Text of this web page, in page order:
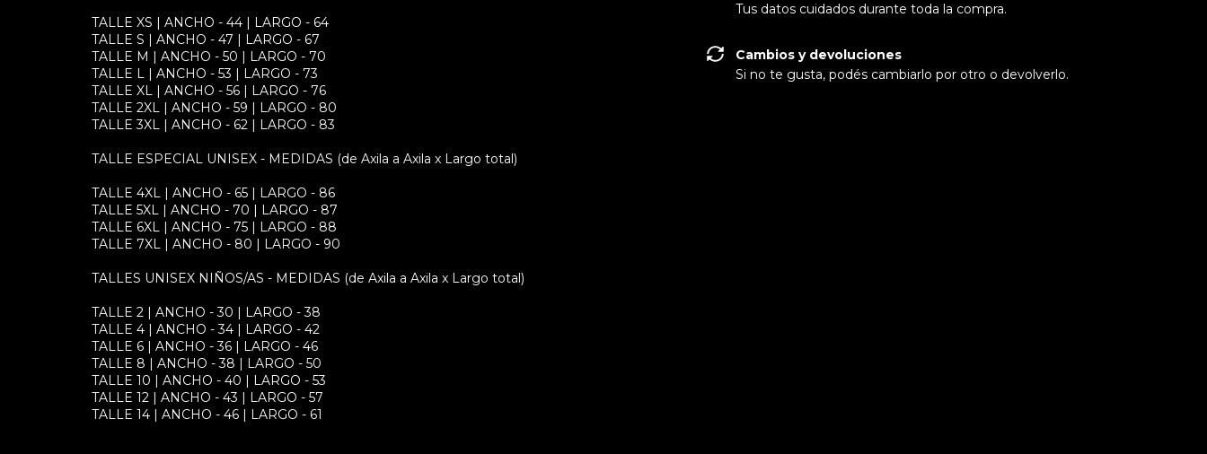
TALLE XS | ANCHO - 44 | LARGO - 64
TALLE S | ANCHO - 47 | LARGO - 67
TALLE M | ANCHO - 50 | LARGO - 70
TALLE L | ANCHO - 53 | LARGO - 73
TALLE XL | ANCHO - 56 | LARGO - 76
TALLE 2XL | ANCHO - 59 | LARGO - 80
TALLE 3XL | ANCHO - 62 | LARGO - 83
TALLE ESPECIAL UNISEX - MEDIDAS (de Axila a Axila x Largo total)
TALLE 4XL | ANCHO - 65 | LARGO - 86
TALLE 5XL | ANCHO - 70 | LARGO - 87
TALLE 6XL | ANCHO - 75 | LARGO - 88
TALLE 7XL | ANCHO - 80 | LARGO - 90
TALLES UNISEX NIÑOS/AS - MEDIDAS (de Axila a Axila x Largo total)
TALLE 2 | ANCHO - 30 | LARGO - 38
TALLE 4 | ANCHO - 34 | LARGO - 42
TALLE 6 | ANCHO - 36 | LARGO - 46
TALLE 8 | ANCHO - 38 | LARGO - 50
TALLE 10 | ANCHO - 40 | LARGO - 53
TALLE 12 | ANCHO - 43 | LARGO - 57
TALLE 14 | ANCHO - 46 | LARGO - 61
Tus datos cuidados durante toda la compra.
Cambios y devoluciones
Si no te gusta, podés cambiarlo por otro o devolverlo.